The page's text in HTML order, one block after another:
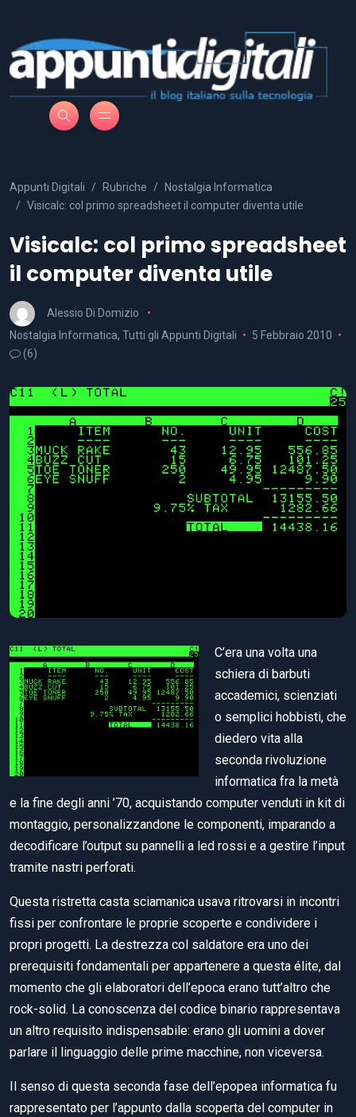
Appunti Digitali Rubriche
Nostalgia Informatica
Visicalc: col primo spreadsheet il computer diventa utile
Visicalc: col primo spreadsheet
il computer diventa utile
Alessio Di Domizio
Nostalgia Informatica, Tutti gli Appunti Digitali
5 Febbraio 2010
(6)
C’era una volta una
schiera di barbuti
accademici, scienziati
o semplici hobbisti, che
diedero vita alla
seconda rivoluzione
informatica fra la metà
e la fine degli anni ’70, acquistando computer venduti in kit di
montaggio, personalizzandone le componenti, imparando a
decodificare l’output su pannelli a led rossi e a gestire l’input
tramite nastri perforati.
Questa ristretta casta sciamanica usava ritrovarsi in incontri
fissi per confrontare le proprie scoperte e condividere i
propri progetti. La destrezza col saldatore era uno dei
prerequisiti fondamentali per appartenere a questa élite, dal
momento che gli elaboratori dell’epoca erano tutt’altro che
rock-solid. La conoscenza del codice binario rappresentava
un altro requisito indispensabile: erano gli uomini a dover
parlare il linguaggio delle prime macchine, non viceversa.
Il senso di questa seconda fase dell’epopea informatica fu
rappresentato per l’appunto dalla scoperta del computer in